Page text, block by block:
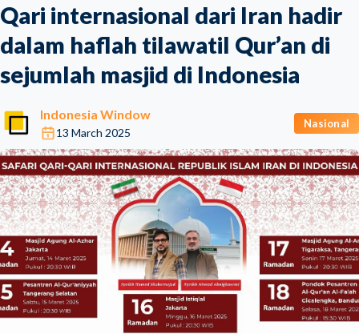
Qari internasional dari Iran hadir
dalam haflah tilawatil Qur’an di
sejumlah masjid di Indonesia
Indonesia Window
13 March 2025
Nasional